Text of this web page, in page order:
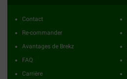
Contact
Re-commander
Avantages de Brekz
FAQ
Carrière